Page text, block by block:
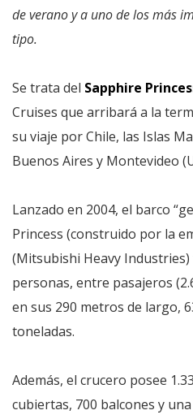
de verano y a uno de los más
tipo.
Se trata del Sapphire
Cruises que arribará a la
su viaje por Chile, las Islas
Buenos Aires y Montevideo
Lanzado en 2004, el barco
Princess (construido por la
(Mitsubishi Heavy
personas, entre pasajeros
en sus 290 metros de largo,
toneladas.
Además, el crucero posee
cubiertas, 700 balcones y